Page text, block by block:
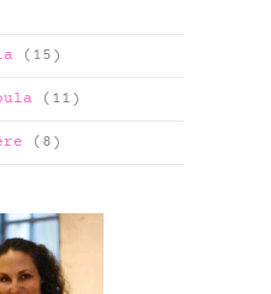
(15)
(11)
(8)